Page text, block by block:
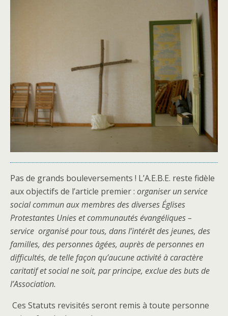
Pas de grands bouleversements ! L’A.E.B.E. reste fidèle
aux objectifs de l’article premier : organiser un service
social commun aux membres des diverses Églises
Protestantes Unies et communautés évangéliques –
service organisé pour tous, dans l’intérêt des jeunes, des
familles, des personnes âgées, auprès de personnes en
difficultés, de telle façon qu’aucune activité à caractère
caritatif et social ne soit, par principe, exclue des buts de
l’Association.
Ces Statuts revisités seront remis à toute personne